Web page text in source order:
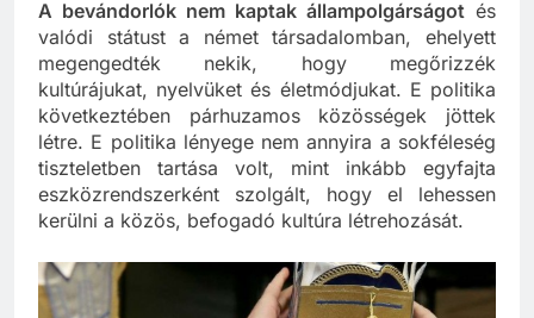
A bevándorlók nem kaptak állampolgárságot és
valódi státust a német társadalomban, ehelyett
megengedték nekik, hogy megőrizzék
kultúrájukat, nyelvüket és életmódjukat. E politika
következtében párhuzamos közösségek jöttek
létre. E politika lényege nem annyira a sokféleség
tiszteletben tartása volt, mint inkább egyfajta
eszközrendszerként szolgált, hogy el lehessen
kerülni a közös, befogadó kultúra létrehozását.